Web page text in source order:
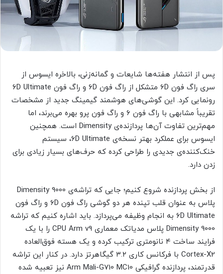
پس از انتشار هفته‌ها شایعات و گمانه‌زنی، بالاخره ایسوس از
سری راگ فون ۶D متشکل از راگ فون ۶D و راگ فون ۶D Ultimate
رونمایی کرد. این گوشی‌های هوشمند گیمینگ جدید از مشخصات
تقریباً مشابهی با راگ فون ۶ و راگ فون پرو بهره می‌برند، اما
مهم‌ترین تفاوت‌ آن‌ها پردازنده‌ی Dimensity است. همچنین
ایسوس برای عملکرد بهتر نسخه‌ی ۶D Ultimate، سیستم
خنک‌کننده‌ی جدیدی را طراحی کرده که حرف‌های بسیار زیادی برای
زدن دارد.
از بخش پردازنده شروع کنیم؛ جایی که تراشه‌ی Dimensity 9000
پلاس به عنوان قلب تپنده هر دو گوشی راگ فون ۶D و راگ فون
۶D Ultimate به انجام وظیفه می‌پردازد. باید اشاره کنیم که تراشه
Dimensity 9000 پلاس مدیاتک معماری CPU Arm v9 را با یک
فرایند ساخت ۴ نانومتری ترکیب کرده و یک هسته فوق‌العاده
Cortex-X2 با فرکانس کاری ۳.۲ گیگاهرتز دارد. در کنار این تراشه
قدرتمند، پردازنده گرافیکی Arm Mali-G710 MC10 نیز تعبیه شده